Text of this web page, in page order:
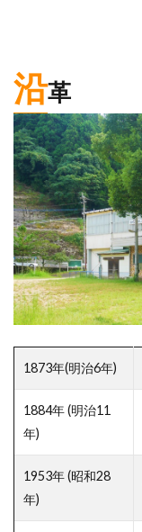
沿革
1873年(明治6年)
1884年 (明治11
年)
1953年 (昭和28
年)